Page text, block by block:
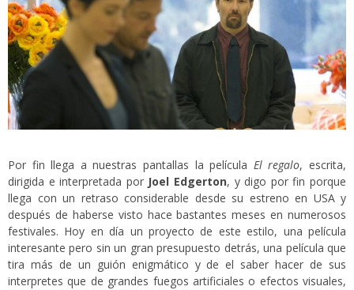
Por fin llega a nuestras pantallas la película El regalo, escrita,
dirigida e interpretada por Joel Edgerton, y digo por fin porque
llega con un retraso considerable desde su estreno en USA y
después de haberse visto hace bastantes meses en numerosos
festivales. Hoy en día un proyecto de este estilo, una película
interesante pero sin un gran presupuesto detrás, una película que
tira más de un guión enigmático y de el saber hacer de sus
interpretes que de grandes fuegos artificiales o efectos visuales,